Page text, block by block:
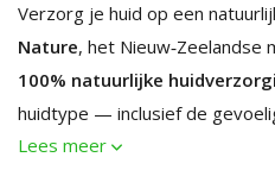
Verzorg je huid op een
Nature, het Nieuw‑Zeelandse
100% natuurlijke
huidtype — inclusief de
Lees meer